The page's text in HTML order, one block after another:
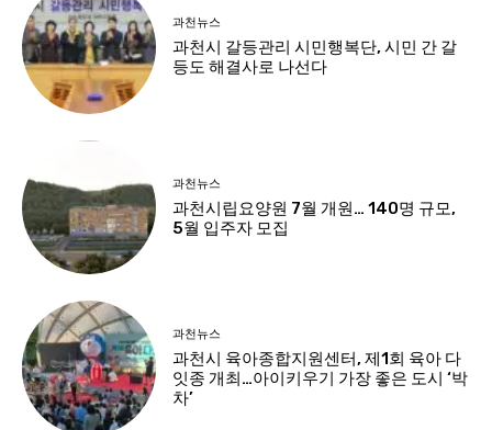
과천뉴스
과천시 갈등관리 시민행복단, 시민 간 갈
등도 해결사로 나선다
과천뉴스
과천시립요양원 7월 개원… 140명 규모,
5월 입주자 모집
과천뉴스
과천시 육아종합지원센터, 제1회 육아 다
잇종 개최…아이키우기 가장 좋은 도시 ‘박
차’